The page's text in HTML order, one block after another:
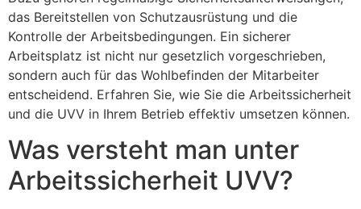
das Bereitstellen von Schutzausrüstung und die
Kontrolle der Arbeitsbedingungen. Ein sicherer
Arbeitsplatz ist nicht nur gesetzlich vorgeschrieben,
sondern auch für das Wohlbefinden der Mitarbeiter
entscheidend. Erfahren Sie, wie Sie die Arbeitssicherheit
und die UVV in Ihrem Betrieb effektiv umsetzen können.
Was versteht man unter
Arbeitssicherheit UVV?